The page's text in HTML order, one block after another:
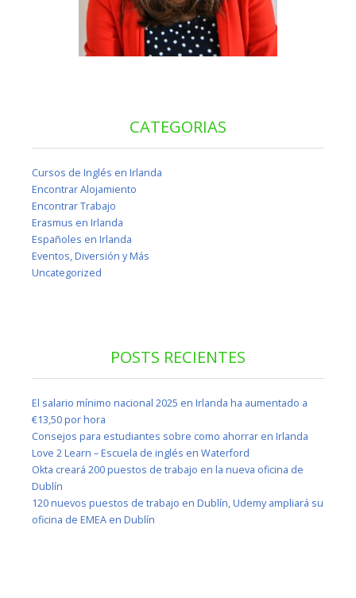
CATEGORIAS
Cursos de Inglés en Irlanda
Encontrar Alojamiento
Encontrar Trabajo
Erasmus en Irlanda
Españoles en Irlanda
Eventos, Diversión y Más
Uncategorized
POSTS RECIENTES
El salario mínimo nacional 2025 en Irlanda ha aumentado a
€13,50 por hora
Consejos para estudiantes sobre como ahorrar en Irlanda
Love 2 Learn – Escuela de inglés en Waterford
Okta creará 200 puestos de trabajo en la nueva oficina de
Dublín
120 nuevos puestos de trabajo en Dublín, Udemy ampliará su
oficina de EMEA en Dublín